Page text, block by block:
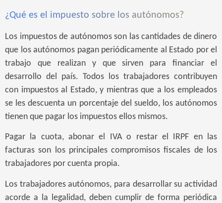
¿Qué es el impuesto sobre los autónomos?
Los impuestos de autónomos son las cantidades de dinero
que los autónomos pagan periódicamente al Estado por el
trabajo que realizan y que sirven para financiar el
desarrollo del país. Todos los trabajadores contribuyen
con impuestos al Estado, y mientras que a los empleados
se les descuenta un porcentaje del sueldo, los autónomos
tienen que pagar los impuestos ellos mismos.
Pagar la cuota, abonar el IVA o restar el IRPF en las
facturas son los principales compromisos fiscales de los
trabajadores por cuenta propia.
Los trabajadores autónomos, para desarrollar su actividad
acorde a la legalidad, deben cumplir de forma periódica